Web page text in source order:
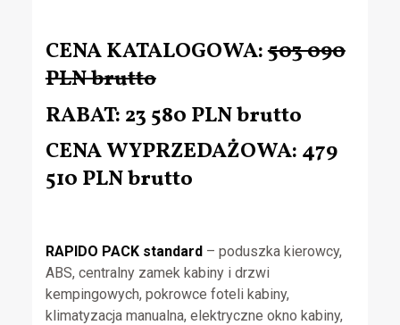
CENA KATALOGOWA:503 090
PLN brutto
RABAT: 23 580 PLN brutto
CENA WYPRZEDAŻOWA: 479
510 PLN brutto
RAPIDO PACK standard– poduszka kierowcy,
ABS, centralny zamek kabiny i drzwi
kempingowych, pokrowce foteli kabiny,
klimatyzacja manualna, elektryczne okno kabiny,